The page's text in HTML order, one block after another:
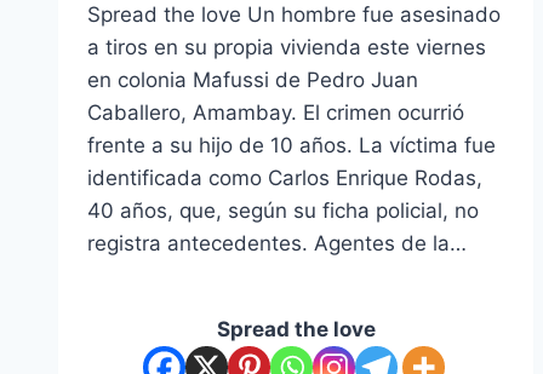
Spread the love Un hombre fue asesinado
a tiros en su propia vivienda este viernes
en colonia Mafussi de Pedro Juan
Caballero, Amambay. El crimen ocurrió
frente a su hijo de 10 años. La víctima fue
identificada como Carlos Enrique Rodas,
40 años, que, según su ficha policial, no
registra antecedentes. Agentes de la…
Spread the love